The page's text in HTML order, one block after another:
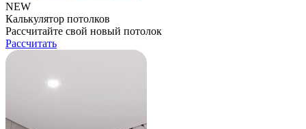
NEW
Калькулятор потолков
Рассчитайте свой новый потолок
Рассчитать